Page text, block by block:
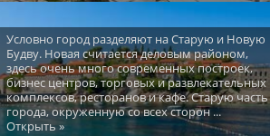
Условно город разделяют на Старую и Новую
Будву. Новая считается деловым районом,
здесь очень много современных построек,
бизнес центров, торговых и развлекательных
комплексов, ресторанов и кафе. Старую часть
города, окруженную со всех сторон ...
Открыть »